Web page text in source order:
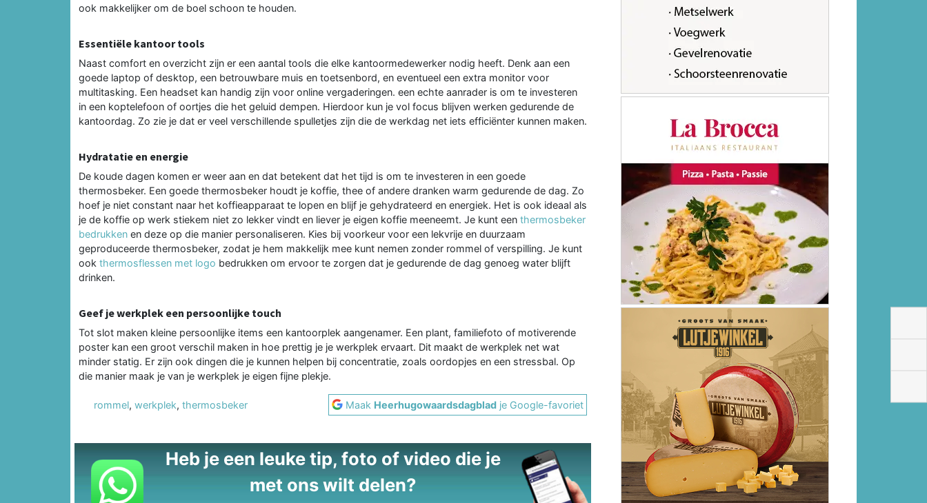
ook makkelijker om de boel schoon te houden.
Essentiële kantoor tools
Naast comfort en overzicht zijn er een aantal tools die elke kantoormedewerker nodig heeft. Denk aan een
goede laptop of desktop, een betrouwbare muis en toetsenbord, en eventueel een extra monitor voor
multitasking. Een headset kan handig zijn voor online vergaderingen. een echte aanrader is om te investeren
in een koptelefoon of oortjes die het geluid dempen. Hierdoor kun je vol focus blijven werken gedurende de
kantoordag. Zo zie je dat er veel verschillende spulletjes zijn die de werkdag net iets efficiënter kunnen maken.
Hydratatie en energie
De koude dagen komen er weer aan en dat betekent dat het tijd is om te investeren in een goede
thermosbeker. Een goede thermosbeker houdt je koffie, thee of andere dranken warm gedurende de dag. Zo
hoef je niet constant naar het koffieapparaat te lopen en blijf je gehydrateerd en energiek. Het is ook ideaal als
je de koffie op werk stiekem niet zo lekker vindt en liever je eigen koffie meeneemt. Je kunt een thermosbeker
bedrukken en deze op die manier personaliseren. Kies bij voorkeur voor een lekvrije en duurzaam
geproduceerde thermosbeker, zodat je hem makkelijk mee kunt nemen zonder rommel of verspilling. Je kunt
ook thermosflessen met logo bedrukken om ervoor te zorgen dat je gedurende de dag genoeg water blijft
drinken.
Geef je werkplek een persoonlijke touch
Tot slot maken kleine persoonlijke items een kantoorplek aangenamer. Een plant, familiefoto of motiverende
poster kan een groot verschil maken in hoe prettig je je werkplek ervaart. Dit maakt de werkplek net wat
minder statig. Er zijn ook dingen die je kunnen helpen bij concentratie, zoals oordopjes en een stressbal. Op
die manier maak je van je werkplek je eigen fijne plekje.
rommel, werkplek, thermosbeker Maak Heerhugowaardsdagblad je Google-favoriet
Heb je een leuke tip, foto of video die je
met ons wilt delen?